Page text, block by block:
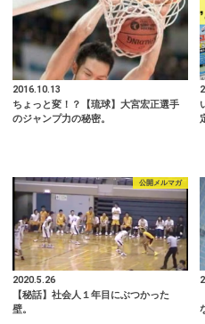
2016.10.13
ちょっと変！？【琉球】大宮宏正選手
のジャンプ力の秘密。
公開メルマガ
2020.5.26
【秘話】社会人１年目にぶつかった
壁。